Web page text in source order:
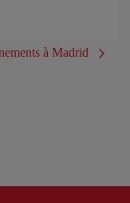
à Madrid